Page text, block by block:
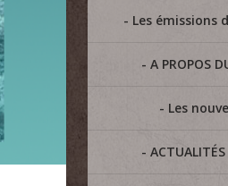
Les émissions
A PROPOS
Les
ACTUALITÉS